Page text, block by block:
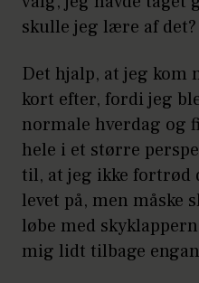
skulle jeg lære af det?
Det hjalp, at jeg kom
kort efter, fordi jeg
normale hverdag og
hele i et større
til, at jeg ikke fortrød
levet på, men måske
løbe med
mig lidt tilbage